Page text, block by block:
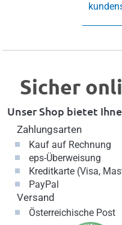
Sicher
Unser Shop bietet
Zahlungsarten
Kauf auf Rechnung
eps-Überweisung
Kreditkarte (Visa,
PayPal
Versand
Österreichische Post